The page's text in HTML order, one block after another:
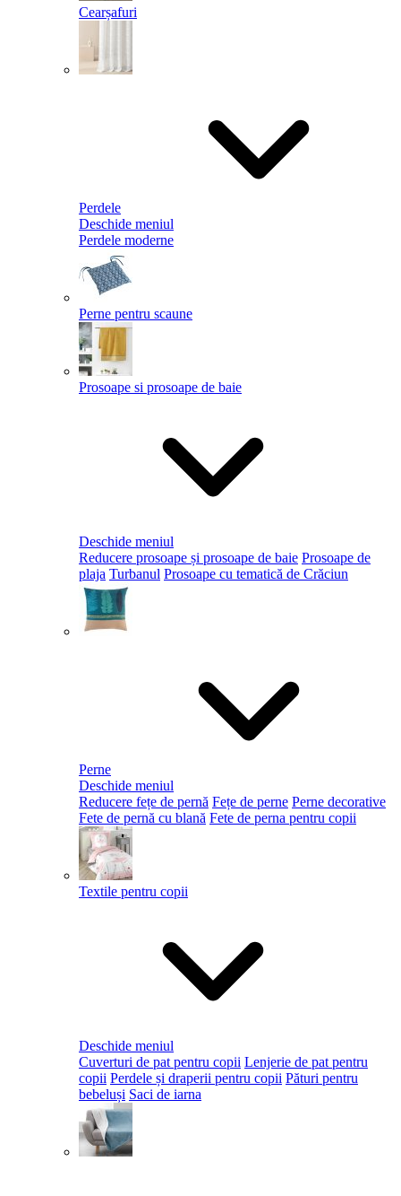
Cearșafuri
Perdele
Deschide meniul
Perdele moderne
Perne pentru scaune
Prosoape si prosoape de baie
Deschide meniul
Reducere prosoape și prosoape de baie Prosoape de
plaja Turbanul Prosoape cu tematică de Crăciun
Perne
Deschide meniul
Reducere fețe de pernă Fețe de perne Perne decorative
Fete de pernă cu blană Fete de perna pentru copii
Textile pentru copii
Deschide meniul
Cuverturi de pat pentru copii Lenjerie de pat pentru
copii Perdele și draperii pentru copii Pături pentru
bebeluși Saci de iarna